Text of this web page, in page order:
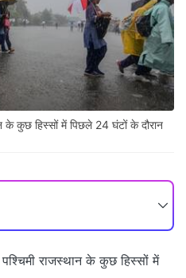
के कुछ हिस्सों में पिछले 24 घंटों के दौरान
पश्चिमी राजस्थान के कुछ हिस्सों में